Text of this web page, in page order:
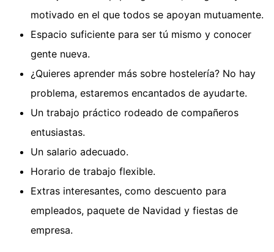
motivado en el que todos se apoyan mutuamente.
Espacio suficiente para ser tú mismo y conocer
gente nueva.
¿Quieres aprender más sobre hostelería? No hay
problema, estaremos encantados de ayudarte.
Un trabajo práctico rodeado de compañeros
entusiastas.
Un salario adecuado.
Horario de trabajo flexible.
Extras interesantes, como descuento para
empleados, paquete de Navidad y fiestas de
empresa.